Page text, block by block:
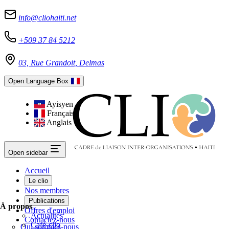
info@cliohaiti.net
+509 37 84 5212
03, Rue Grandoit, Delmas
Open Language Box
Ayisyen
Français
Anglais
Open sidebar
Accueil
Le clio
À propos
Qui sommes-nous
Nos membres
Publications
Actualités
Café-clio
Offres d'emploi
Contactez-nous